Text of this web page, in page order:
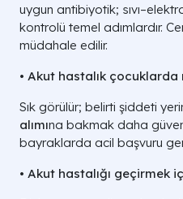
uygun antibiyotik;
kontrolü temel adımlardır.
müdahale edilir.
• Akut hastalık çocuklarda
Sık görülür; belirti şiddeti
alımına bakmak daha
bayraklarda acil başvuru
• Akut hastalığı geçirmek